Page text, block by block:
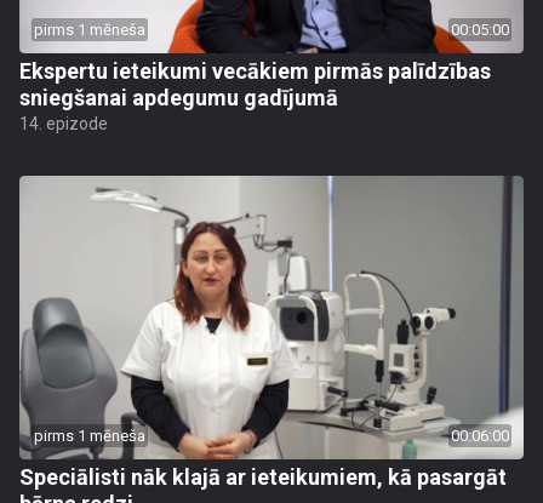
pirms 1 mēneša 00:05:00
Ekspertu ieteikumi vecākiem pirmās palīdzības
sniegšanai apdegumu gadījumā
14. epizode
pirms 1 mēneša 00:06:00
Speciālisti nāk klajā ar ieteikumiem, kā pasargāt